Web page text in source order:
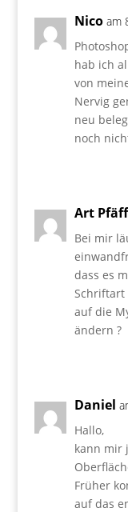
Nico am
hab ich
von
Nervig
neu
noch
Art
Bei mir
dass es
Schriftart
auf die
ändern ?
Daniel
Hallo,
kann mir
Früher
auf das